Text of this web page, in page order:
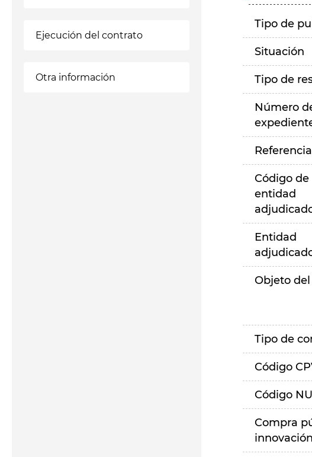
Ejecución del contrato
Otra información
Tipo de
Situación
Tipo de
Número
Referencia
Código de
entidad
Entidad
Objeto
Tipo de
Código
Código
Compra
innovación